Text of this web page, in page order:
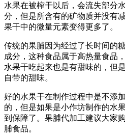
水果在被榨干以后，会流失部分
分，但是所含有的矿物质并没有
果干中的微量元素变得更多了。
传统的果脯因为经过了长时间的
成分，这种食品属于高热量食品
水果干吃起来也是有甜味的，但
自带的甜味。
好的水果干在制作过程中是不添
的，但是如果是小作坊制作的水
到保障了。果脯代加工建议大家
脯食品。